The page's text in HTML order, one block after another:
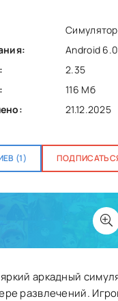
Android
2.35
116 Мб
21.12.2025
(1) 0
аркадный
развлечений.